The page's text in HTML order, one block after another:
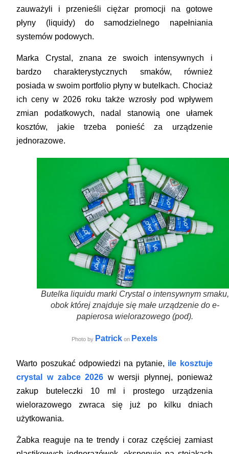
zauważyli i przenieśli ciężar promocji na gotowe
płyny (liquidy) do samodzielnego napełniania
systemów podowych.
Marka Crystal, znana ze swoich intensywnych i
bardzo charakterystycznych smaków, również
posiada w swoim portfolio płyny w butelkach. Chociaż
ich ceny w 2026 roku także wzrosły pod wpływem
zmian podatkowych, nadal stanowią one ułamek
kosztów, jakie trzeba ponieść za urządzenie
jednorazowe.
Butelka liquidu marki Crystal o intensywnym smaku,
obok której znajduje się małe urządzenie do e-
papierosa wielorazowego (pod).
Photo by Patrick on Pexels
Warto poszukać odpowiedzi na pytanie, ile kosztuje
crystal w zabce 2026 w wersji płynnej, ponieważ
zakup buteleczki 10 ml i prostego urządzenia
wielorazowego zwraca się już po kilku dniach
użytkowania.
Żabka reaguje na te trendy i coraz częściej zamiast